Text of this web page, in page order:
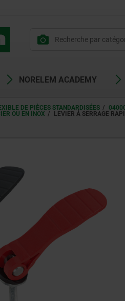
NORELEM ACADEMY
DE PIÈCES STANDARDISÉES
OU EN INOX
LEVIER À SERRAGE